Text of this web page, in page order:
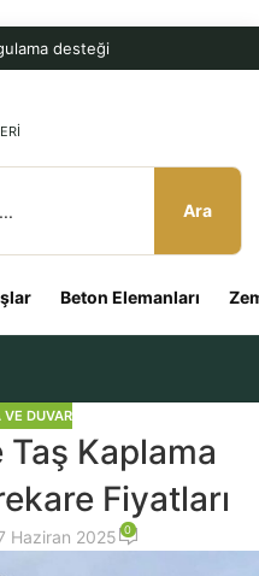
desteği
Ara
Beton Elemanları
DUVAR
Taş Kaplama
Fiyatları
Haziran 2025 0